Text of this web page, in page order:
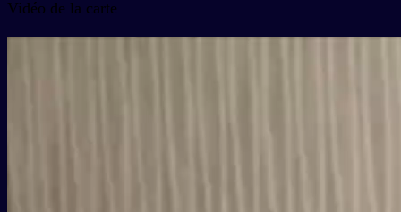
Vidéo de la carte